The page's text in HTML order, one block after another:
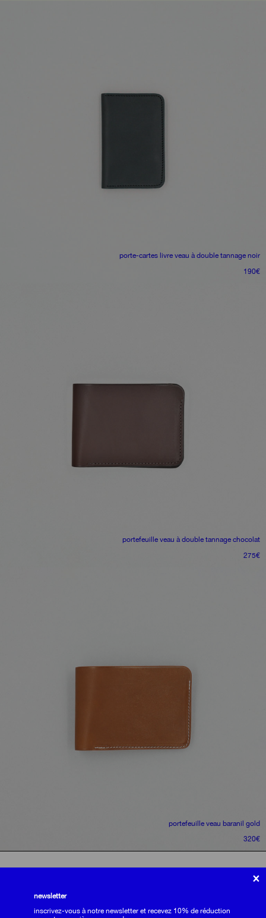
nous utilisons des cookies sur notre site.
porte-cartes livre veau à double tannage noir
190€
portefeuille veau à double tannage chocolat
275€
portefeuille veau baranil gold
320€
livraisons et retours
s'inscrire à la newsletter
Email s'inscrire
newsletter
inscrivez-vous à notre newsletter et recevez 10% de réduction
×